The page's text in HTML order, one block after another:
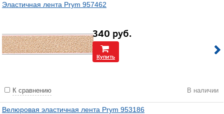
Эластичная лента Prym 957462
340 руб.
Купить
К сравнению В наличии
Велюровая эластичная лента Prym 953186